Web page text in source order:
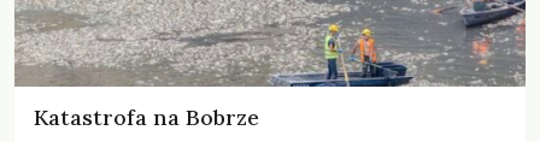
Katastrofa na Bobrze